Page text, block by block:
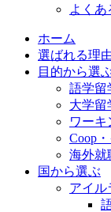
よくあ
ホーム
選ばれる理
目的から選
語学留
大学留
ワーキ
Coop
海外就
国から選ぶ
アイル